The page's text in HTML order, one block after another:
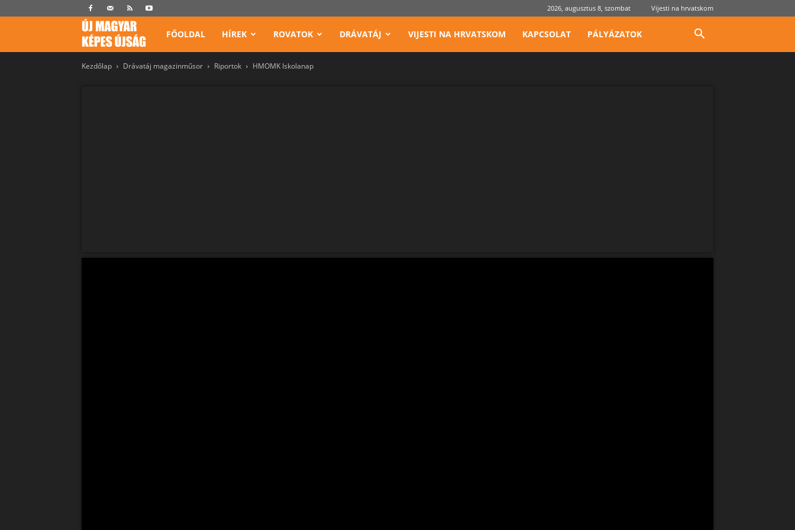
2026, augusztus 8, szombat Vijesti na hrvatskom
Képes
Újság
FŐOLDAL HÍREK ROVATOK DRÁVATÁJ VIJESTI NA HRVATSKOM KAPCSOLAT PÁLYÁZATOK
Kezdőlap Drávatáj magazinműsor Riportok HMOMK Iskolanap